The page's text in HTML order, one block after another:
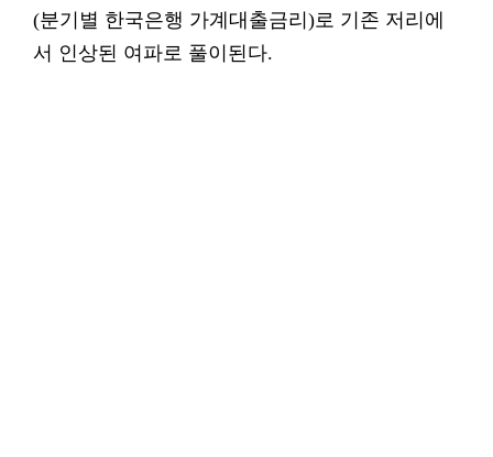
(분기별 한국은행 가계대출금리)로 기존 저리에
서 인상된 여파로 풀이된다.